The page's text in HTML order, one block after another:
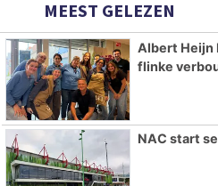
MEEST GELEZEN
Albert Heijn
flinke
NAC start